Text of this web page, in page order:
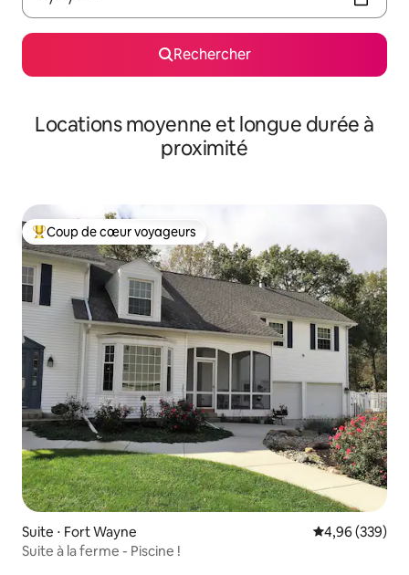
Rechercher
Locations moyenne et longue durée à
proximité
Coups de cœur voyageurs les plus appréciés
Coup de cœur voyageurs
Suite ⋅ Fort Wayne Évaluation
4,96 (339)
Suite à la ferme - Piscine !